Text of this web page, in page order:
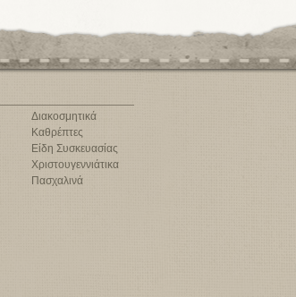
Διακοσμητικά
Καθρέπτες
Είδη Συσκευασίας
Χριστουγεννιάτικα
Πασχαλινά